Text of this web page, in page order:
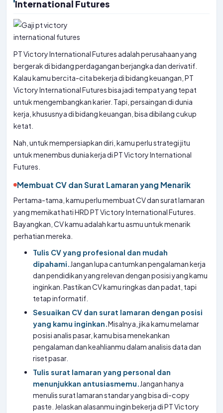
International Futures
PT Victory International Futures adalah perusahaan yang
bergerak di bidang perdagangan berjangka dan derivatif.
Kalau kamu bercita-cita bekerja di bidang keuangan, PT
Victory International Futures bisa jadi tempat yang tepat
untuk mengembangkan karier. Tapi, persaingan di dunia
kerja, khususnya di bidang keuangan, bisa dibilang cukup
ketat.
Nah, untuk mempersiapkan diri, kamu perlu strategi jitu
untuk menembus dunia kerja di PT Victory International
Futures.
Membuat CV dan Surat Lamaran yang Menarik
Pertama-tama, kamu perlu membuat CV dan surat lamaran
yang memikat hati HRD PT Victory International Futures.
Bayangkan, CV kamu adalah kartu asmu untuk menarik
perhatian mereka.
Tulis CV yang profesional dan mudah
dipahami.Jangan lupa cantumkan pengalaman kerja
dan pendidikan yang relevan dengan posisi yang kamu
inginkan. Pastikan CV kamu ringkas dan padat, tapi
tetap informatif.
Sesuaikan CV dan surat lamaran dengan posisi
yang kamu inginkan.Misalnya, jika kamu melamar
posisi analis pasar, kamu bisa menekankan
pengalaman dan keahlianmu dalam analisis data dan
riset pasar.
Tulis surat lamaran yang personal dan
menunjukkan antusiasmemu.Jangan hanya
menulis surat lamaran standar yang bisa di-copy
paste. Jelaskan alasanmu ingin bekerja di PT Victory